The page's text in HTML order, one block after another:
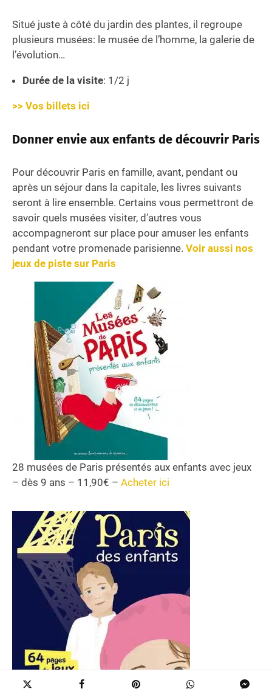
Situé juste à côté du jardin des plantes, il regroupe
plusieurs musées: le musée de l’homme, la galerie de
l’évolution…
Durée de la visite: 1/2 j
>> Vos billets ici
Donner envie aux enfants de découvrir Paris
Pour découvrir Paris en famille, avant, pendant ou
après un séjour dans la capitale, les livres suivants
seront à lire ensemble. Certains vous permettront de
savoir quels musées visiter, d’autres vous
accompagneront sur place pour amuser les enfants
pendant votre promenade parisienne. Voir aussi nos
jeux de piste sur Paris
28 musées de Paris présentés aux enfants avec jeux
– dès 9 ans – 11,90€ – Acheter ici